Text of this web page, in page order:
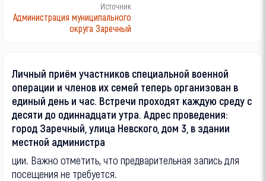
Источник
Администрация муниципального
округа Заречный
Личный приём участников специальной военной
операции и членов их семей теперь организован в
единый день и час. Встречи проходят каждую среду с
десяти до одиннадцати утра. Адрес проведения:
город Заречный, улица Невского, дом 3, в здании
местной администра
ции. Важно отметить, что предварительная запись для
посещения не требуется.